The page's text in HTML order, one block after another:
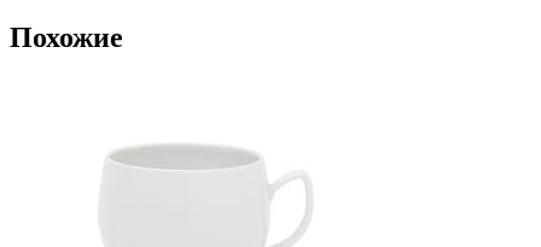
матовый
сереб.
Похожие